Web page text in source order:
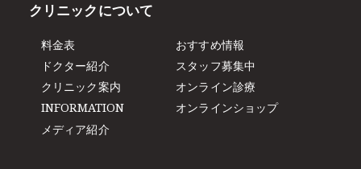
クリニックについて
料金表
ドクター紹介
クリニック案内
INFORMATION
メディア紹介
おすすめ情報
スタッフ募集中
オンライン診療
オンラインショップ